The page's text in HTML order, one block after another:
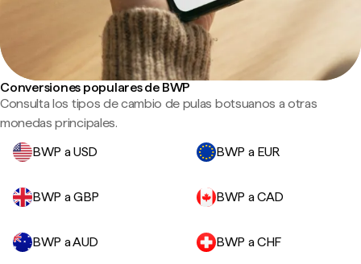
Conversiones populares de BWP
Consulta los tipos de cambio de pulas botsuanos a otras
monedas principales.
BWP a USD
BWP a EUR
BWP a GBP BWP a CAD
BWP a AUD BWP a CHF